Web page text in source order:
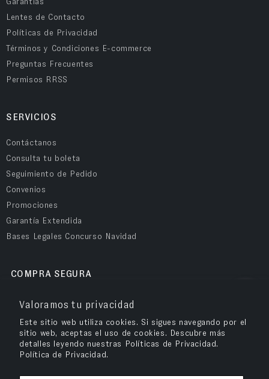
Valoramos tu privacidad
Este sitio web utiliza cookies. Si sigues navegando por el
sitio web, aceptas el uso de cookies. Descubre más
detalles leyendo nuestras Políticas de Privacidad.
Política de Privacidad.
Lentes de Contacto
Políticas de Privacidad
Términos y Condiciones E-commerce
Preguntas Frecuentes
Permisos RRSS
SERVICIOS
Contáctanos
Consulta tu boleta
Seguimiento de Pedido
Convenios
Promociones
Garantía Extendida
Bases Legales Concurso Navidad
COMPRA SEGURA